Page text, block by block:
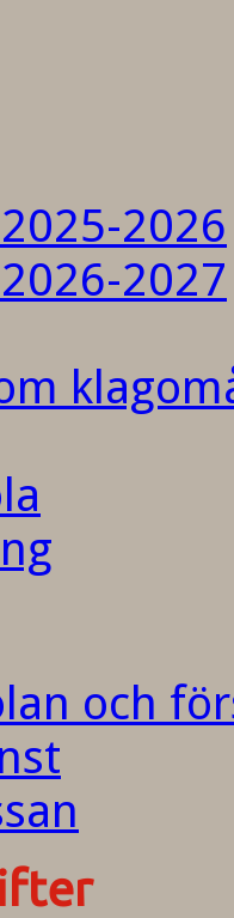
2026
2027
och